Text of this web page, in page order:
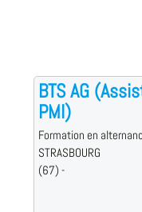
BTS AG
PMI)
Formation en
STRASBOURG
(67) -